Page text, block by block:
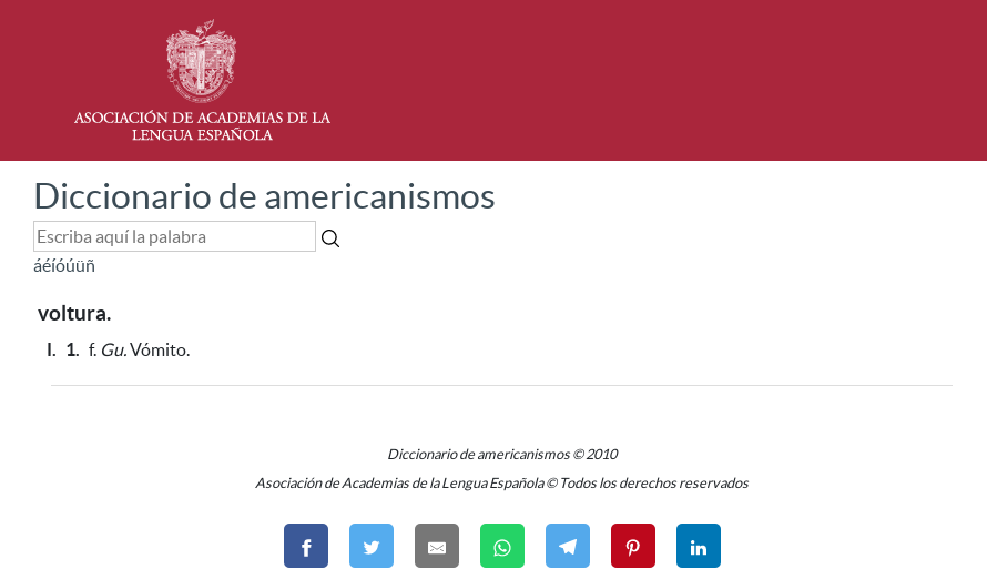
Diccionario de americanismos
áéíóúüñ
voltura.
I. 1. f. Gu.Vómito.
Diccionario de americanismos © 2010
Asociación de Academias de la Lengua Española © Todos los derechos reservados